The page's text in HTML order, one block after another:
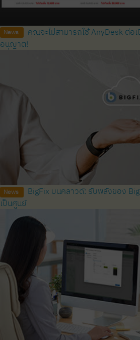
News
คุณจะไม่สามารถใช้ AnyDesk ต่อ
อนุญาต!
News
BigFix บนคลาวด์: รับพลังของ
เป็นศูนย์